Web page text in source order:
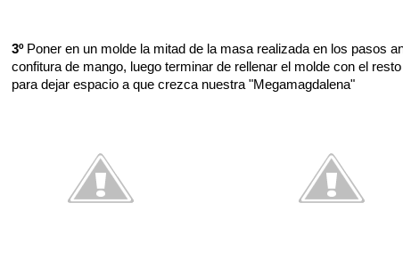
3º Poner en un molde la mitad de la masa realizada en los pasos
confitura de mango, luego terminar de rellenar el molde con el
para dejar espacio a que crezca nuestra "Megamagdalena"